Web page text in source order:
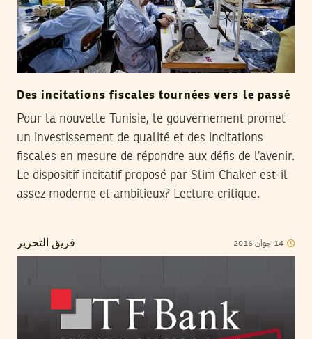
Des incitations fiscales tournées vers le passé
Pour la nouvelle Tunisie, le gouvernement promet
un investissement de qualité et des incitations
fiscales en mesure de répondre aux défis de l’avenir.
Le dispositif incitatif proposé par Slim Chaker est-il
assez moderne et ambitieux? Lecture critique.
فريق التحرير 14 جوان2016